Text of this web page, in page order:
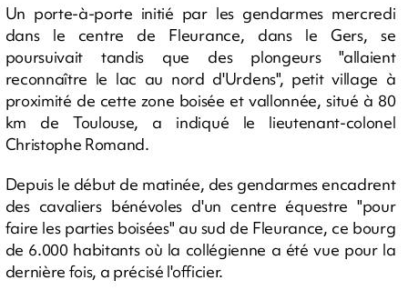
Un porte-à-porte initié par les gendarmes mercredi
dans le centre de Fleurance, dans le Gers, se
poursuivait tandis que des plongeurs "allaient
reconnaître le lac au nord d'Urdens", petit village à
proximité de cette zone boisée et vallonnée, situé à 80
km de Toulouse, a indiqué le lieutenant-colonel
Christophe Romand.
Depuis le début de matinée, des gendarmes encadrent
des cavaliers bénévoles d'un centre équestre "pour
faire les parties boisées" au sud de Fleurance, ce bourg
de 6.000 habitants où la collégienne a été vue pour la
dernière fois, a précisé l'officier.